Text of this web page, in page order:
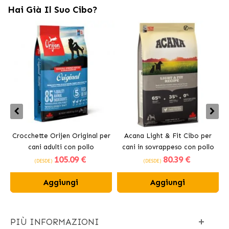
Hai Già Il Suo Cibo?
Crocchette Orijen Original per
cani adulti con pollo
(DESDE) 105.09 €
Aggiungi
Acana Light & Fit Cibo per
cani in sovrappeso con pollo
fresco
(DESDE) 80.39 €
Aggiungi
PIÙ INFORMAZIONI